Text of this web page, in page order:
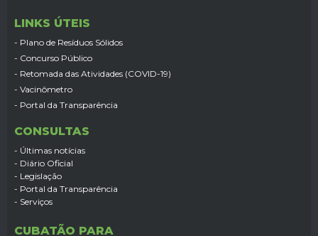
LINKS ÚTEIS
- Plano de Resíduos Sólidos
- Concurso Público
- Retomada das Atividades (COVID-19)
- Vacinômetro
- Portal da Transparência
CONSULTAS
- Últimas notícias
- Diário Oficial
- Legislação
- Portal da Transparência
- Serviços
CUBATÃO PARA